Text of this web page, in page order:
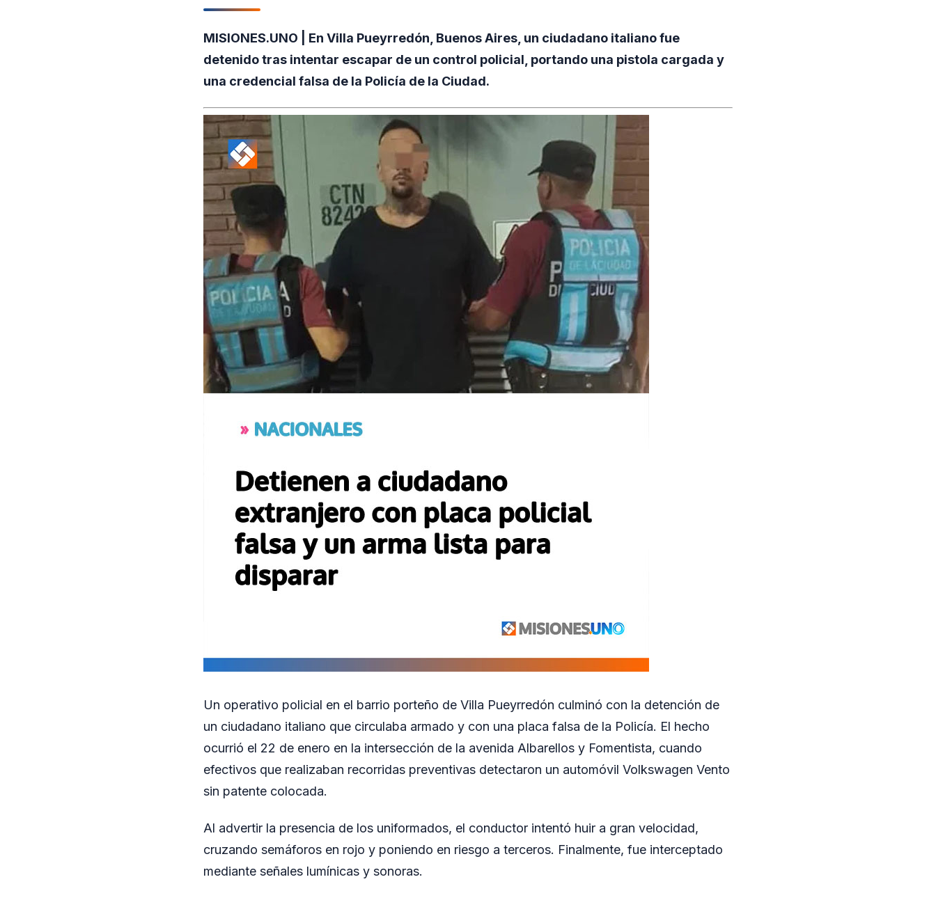
MISIONES.UNO | En Villa Pueyrredón, Buenos Aires, un ciudadano italiano fue
detenido tras intentar escapar de un control policial, portando una pistola cargada y
una credencial falsa de la Policía de la Ciudad.
Un operativo policial en el barrio porteño de Villa Pueyrredón culminó con la detención de
un ciudadano italiano que circulaba armado y con una placa falsa de la Policía. El hecho
ocurrió el 22 de enero en la intersección de la avenida Albarellos y Fomentista, cuando
efectivos que realizaban recorridas preventivas detectaron un automóvil Volkswagen Vento
sin patente colocada.
Al advertir la presencia de los uniformados, el conductor intentó huir a gran velocidad,
cruzando semáforos en rojo y poniendo en riesgo a terceros. Finalmente, fue interceptado
mediante señales lumínicas y sonoras.